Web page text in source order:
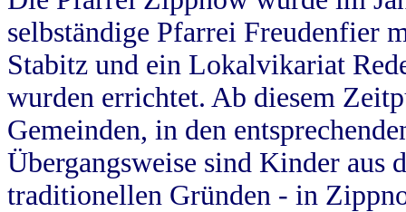
selbständige Pfarrei Freudenfier
Stabitz und ein Lokalvikariat
wurden errichtet. Ab diesem
Gemeinden, in den
Übergangsweise sind Kinder aus
traditionellen Gründen - in